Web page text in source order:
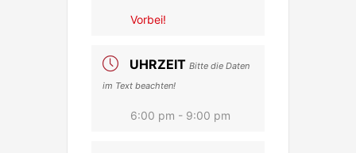
Vorbei!
UHRZEIT Bitte die Daten
im Text beachten!
6:00 pm - 9:00 pm